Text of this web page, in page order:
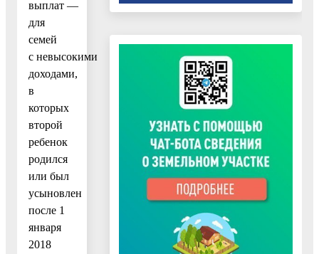
выплат —
для
семей
с невысокими
доходами,
в
которых
второй
ребенок
родился
или был
усыновлен
после 1
января
2018